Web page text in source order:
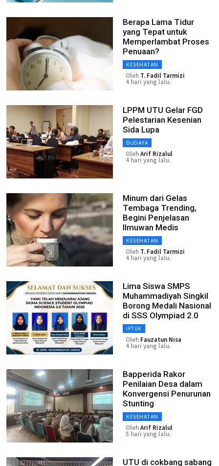
Berapa Lama Tidur
yang Tepat untuk
Memperlambat Proses
Penuaan?
KESEHATAN
Oleh T. Fadil Tarmizi
4 hari yang lalu.
LPPM UTU Gelar FGD
Pelestarian Kesenian
Sida Lupa
BUDAYA
OlehArif Rizalul
4 hari yang lalu.
Minum dari Gelas
Tembaga Trending,
Begini Penjelasan
Ilmuwan Medis
KESEHATAN
Oleh T. Fadil Tarmizi
4 hari yang lalu.
Lima Siswa SMPS
Muhammadiyah Singkil
Borong Medali Nasional
di SSS Olympiad 2.0
IPTEK
Oleh Fauzatun Nisa
4 hari yang lalu.
Bapperida Rakor
Penilaian Desa dalam
Konvergensi Penurunan
Stunting
KESEHATAN
OlehArif Rizalul
5 hari yang lalu.
UTU di cokbang sabang